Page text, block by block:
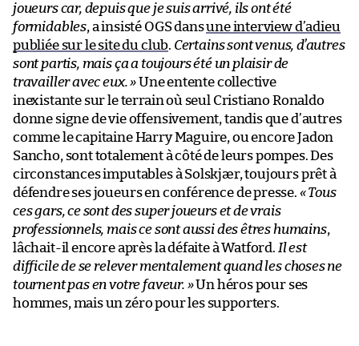
joueurs car, depuis que je suis arrivé, ils ont été
formidables, a insisté OGS dansune interview d’adieu
publiée sur le site du club. Certains sont venus, d’autres
sont partis, mais ça a toujours été un plaisir de
travailler avec eux. »Une entente collective
inexistante sur le terrain où seul Cristiano Ronaldo
donne signe de vie offensivement, tandis que d’autres
comme le capitaine Harry Maguire, ou encore Jadon
Sancho, sont totalement à côté de leurs pompes. Des
circonstances imputables à Solskjær, toujours prêt à
défendre ses joueurs en conférence de presse. « Tous
ces gars, ce sont des super joueurs et de vrais
professionnels, mais ce sont aussi des êtres humains,
lâchait-il encore après la défaite à Watford. Il est
difficile de se relever mentalement quand les choses ne
tournent pas en votre faveur. »Un héros pour ses
hommes, mais un zéro pour les supporters.